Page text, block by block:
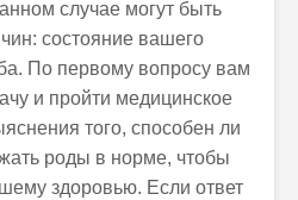
случае могут быть
состояние вашего
По первому вопросу вам
и пройти медицинское
того, способен ли
роды в норме, чтобы
здоровью. Если ответ